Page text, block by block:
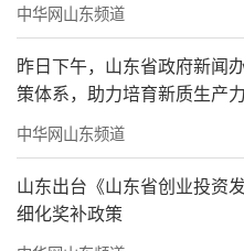
中华网山东频道
昨日下午，山东省政府新闻
策体系，助力培育新质生产
中华网山东频道
山东出台《山东省创业投资
细化奖补政策